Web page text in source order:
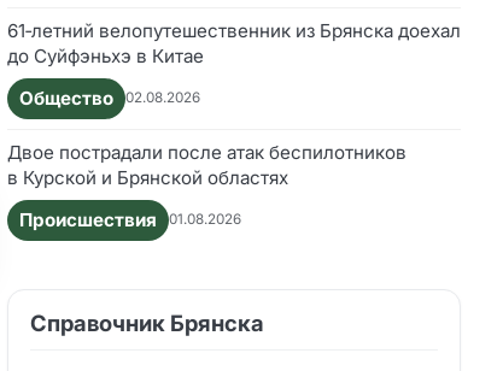
61‑летний велопутешественник из Брянска доехал
до Суйфэньхэ в Китае
Общество
02.08.2026
Двое пострадали после атак беспилотников
в Курской и Брянской областях
Происшествия
01.08.2026
Справочник Брянска